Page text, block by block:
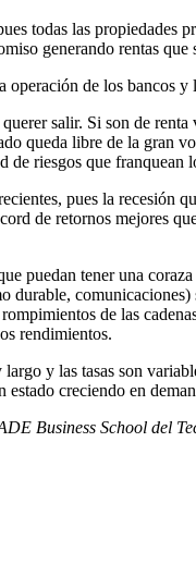
todas las
generando rentas
de los bancos
salir. Si son de
queda libre de la gran
riesgos que franquean
pues la recesión
de retornos mejores
puedan tener una
de las
rendimientos.
y las tasas son
creciendo en
Business School del